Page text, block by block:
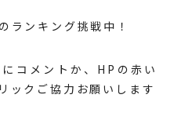
ランキング挑戦中！
コメントか、HPの赤い
ックご協力お願いします